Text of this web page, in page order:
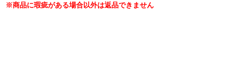
※商品に瑕疵がある場合以外は返品できません